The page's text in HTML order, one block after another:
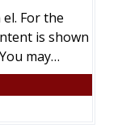
For the
is shown
may…